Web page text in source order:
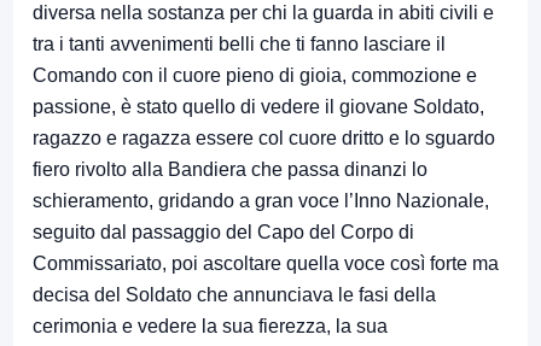
diversa nella sostanza per chi la guarda in abiti civili e
tra i tanti avvenimenti belli che ti fanno lasciare il
Comando con il cuore pieno di gioia, commozione e
passione, è stato quello di vedere il giovane Soldato,
ragazzo e ragazza essere col cuore dritto e lo sguardo
fiero rivolto alla Bandiera che passa dinanzi lo
schieramento, gridando a gran voce l’Inno Nazionale,
seguito dal passaggio del Capo del Corpo di
Commissariato, poi ascoltare quella voce così forte ma
decisa del Soldato che annunciava le fasi della
cerimonia e vedere la sua fierezza, la sua